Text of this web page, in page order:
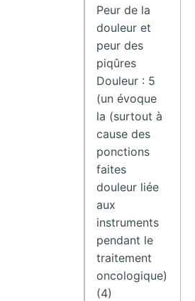
Peur de la
douleur et
peur des
piqûres
Douleur : 5
(un évoque
la (surtout à
cause des
ponctions
faites
douleur liée
aux
instruments
pendant le
traitement
oncologique)
(4)